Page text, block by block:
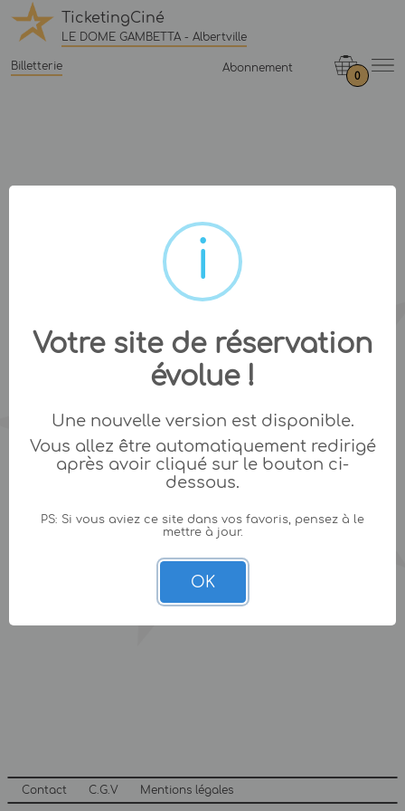
TicketingCiné
LE DOME GAMBETTA - Albertville
Billetterie Abonnement
0
Contact C.G.V Mentions légales
Votre site de réservation
évolue !
Une nouvelle version est disponible.
Vous allez être automatiquement redirigé
après avoir cliqué sur le bouton ci-
dessous.
PS: Si vous aviez ce site dans vos favoris, pensez à le
mettre à jour.
OK